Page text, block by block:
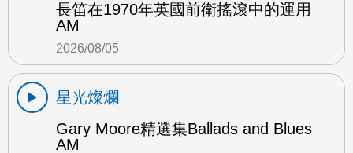
長笛在1970年英國前衛搖滾中的運用
AM
2026/08/05
星光燦爛
Gary Moore精選集Ballads and Blues
AM